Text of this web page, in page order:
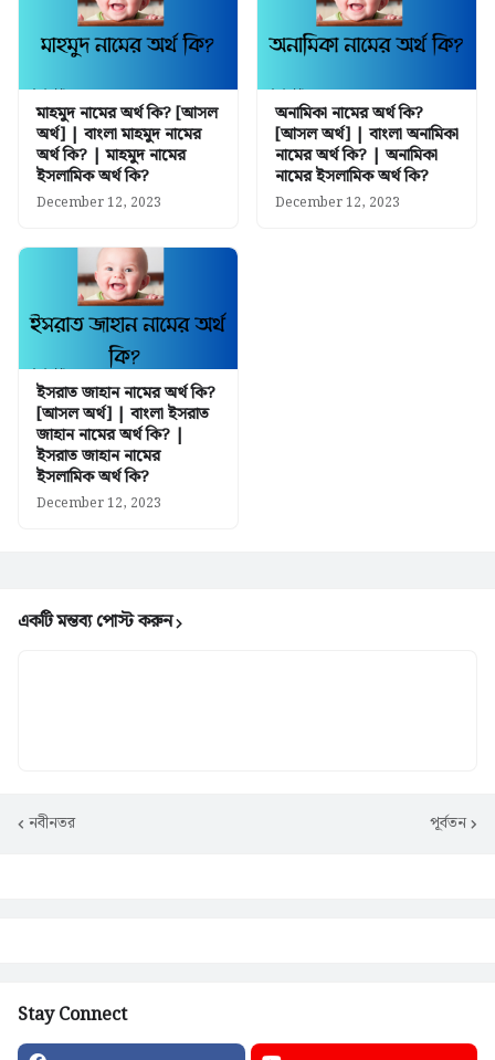
মাহমুদ নামের অর্থ কি? [আসল
অর্থ] | বাংলা মাহমুদ নামের
অর্থ কি? | মাহমুদ নামের
ইসলামিক অর্থ কি?
December 12, 2023
অনামিকা নামের অর্থ কি?
[আসল অর্থ] | বাংলা অনামিকা
নামের অর্থ কি? | অনামিকা
নামের ইসলামিক অর্থ কি?
December 12, 2023
ইসরাত জাহান নামের অর্থ কি?
[আসল অর্থ] | বাংলা ইসরাত
জাহান নামের অর্থ কি? |
ইসরাত জাহান নামের
ইসলামিক অর্থ কি?
December 12, 2023
একটি মন্তব্য পোস্ট করুন
নবীনতর পূর্বতন
Stay Connect